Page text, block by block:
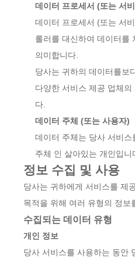
데이터 프로세서 (또는 서
데이터 프로세서 (또는 서
롤러를 대신하여 데이터를
의미합니다.
당사는 귀하의 데이터를보
다양한 서비스 제공 업체
다.
데이터 주체 (또는 사용자)
데이터 주체는 당사 서비
주체 인 살아있는 개인입니
정보 수집 및 사용
당사는 귀하에게 서비스를 제
목적을 위해 여러 유형의 정보
수집되는 데이터 유형
개인 정보
당사 서비스를 사용하는 동안